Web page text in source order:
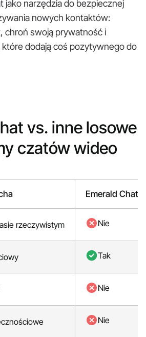
jako narzędzia do bezpiecznej
nowych kontaktów:
chroń swoją prywatność i
dodają coś pozytywnego do
vs. inne losowe
czatów wideo
Emerald Chat
rzeczywistym Nie
Tak
Nie
Nie